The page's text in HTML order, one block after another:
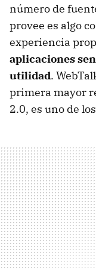
número de
provee es algo
experiencia
aplicaciones
utilidad.
primera mayor
2.0, es uno de